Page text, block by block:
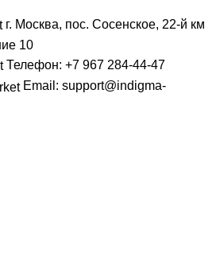
г. Москва, пос. Сосенское, 22-й км
10
Телефон: +7 967 284-44-47
Email: support@indigma-